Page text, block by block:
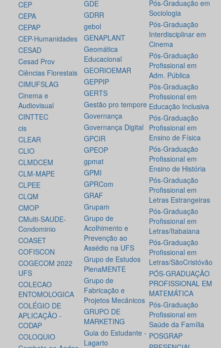
CEP
CEPA
CEPAP
CEP-Humanidades
CESAD
Cesad Prov
Ciências Florestais
CIMUFSLAG
Cinema e
Audiovisual
CINTTEC
cis
CLEAR
CLIO
CLMDCEM
CLM-MAPE
CLPEE
CLQM
CMOP
CMulti-SAUDE-
Condominio
COASET
COFISCON
COGECOM 2022
UFS
COLECAO
ENTOMOLOGICA
COLÉGIO DE
APLICAÇÃO -
CODAP
COLOQUIO
GDE
GDRR
gebol
GENAPLANT
Geomática
Educacional
GEORIOEMAR
GEPPIP
GERTS
Gestão pro tempore
Governança
Governança Digital
GPCIR
GPEOP
gpmat
GPMI
GPRCom
GRAF
Grupam
Grupo de
Acolhimento e
Prevenção ao
Assédio na UFS
Grupo de Estudos
PlenaMENTE
Grupo de
Fabricação e
Projetos Mecânicos
GRUPO DE
MARKETING
Guia do Estudante -
Lagarto
Pós-Graduação em
Sociologia
Pós-Graduação
Interdisciplinar em
Cinema
Pós-Graduação
Profissional em
Adm. Pública
Pós-Graduação
Profissional em
Educação Inclusiva
Pós-Graduação
Profissional em
Ensino de Física
Pós-Graduação
Profissional em
Ensino de História
Pós-Graduação
Profissional em
Letras Estrangeiras
Pós-Graduação
Profissional em
Letras/Itabaiana
Pós-Graduação
Profissional em
Letras/SãoCristóvão
PÓS-GRADUAÇÃO
PROFISSIONAL EM
MATEMÁTICA
Pós-Graduação
Profissional em
Saúde da Família
POSGRAP